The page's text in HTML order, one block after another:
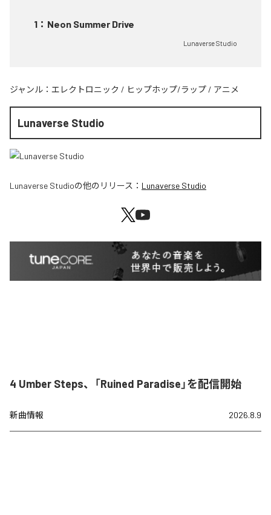
1 ： Neon Summer Drive
Lunaverse Studio
ジャンル： エレクトロニック / ヒップホップ/ラップ / アニメ
Lunaverse Studio
Lunaverse Studioの他のリリース： Lunaverse Studio
4 Umber Steps、「Ruined Paradise」を配信開始
新曲情報 2026.8.9